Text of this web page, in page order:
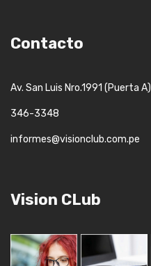
Contacto
Av. San Luis Nro.1991 (Puerta A)
346-3348
informes@visionclub.com.pe
Vision CLub